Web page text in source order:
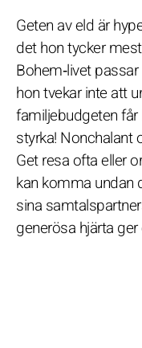
Geten av eld är
det hon tycker
Bohem‑livet
hon tvekar inte att
familjebudgeten
styrka! Nonchalant
Get resa ofta eller
kan komma undan
sina
generösa hjärta